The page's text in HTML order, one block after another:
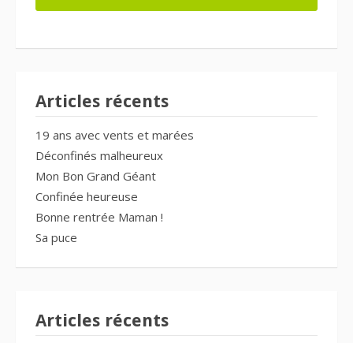
Articles récents
19 ans avec vents et marées
Déconfinés malheureux
Mon Bon Grand Géant
Confinée heureuse
Bonne rentrée Maman !
Sa puce
Articles récents